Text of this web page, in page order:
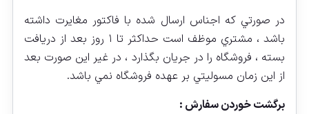
در صورتي كه اجناس ارسال شده با فاكتور مغايرت داشته
باشد ، مشتري موظف است حداكثر تا ۱ روز بعد از دريافت
بسته ، فروشگاه را در جريان بگذارد ، در غير اين صورت بعد
از اين زمان مسوليتي بر عهده فروشگاه نمي باشد.
برگشت خوردن سفارش :